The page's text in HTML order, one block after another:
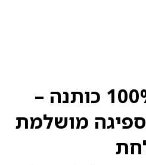
חלוק רחצה 100% כותנה –
מושלמת